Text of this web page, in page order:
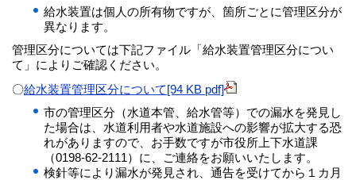
給水装置は個人の所有物ですが、箇所ごとに管理区分が
異なります。
管理区分については下記ファイル「給水装置管理区分につい
て」によりご確認ください。
〇給水装置管理区分について[94 KB pdf]
市の管理区分（水道本管、給水管等）での漏水を発見し
た場合は、水道利用者や水道施設への影響が拡大する恐
れがありますので、お手数ですが市役所上下水道課
（0198-62-2111）に、ご連絡をお願いいたします。
検針等により漏水が発見され、通告を受けてから１カ月